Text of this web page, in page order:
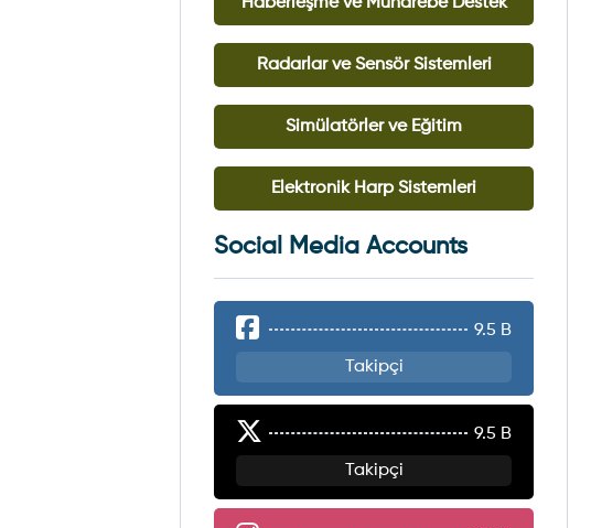
Radarlar ve Sensör Sistemleri
Simülatörler ve Eğitim
Elektronik Harp Sistemleri
Social Media Accounts
9.5 B
Takipçi
9.5 B
Takipçi